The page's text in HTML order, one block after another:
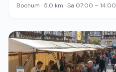
Bochum · 5.0 km · Sa 07:00 – 14:00